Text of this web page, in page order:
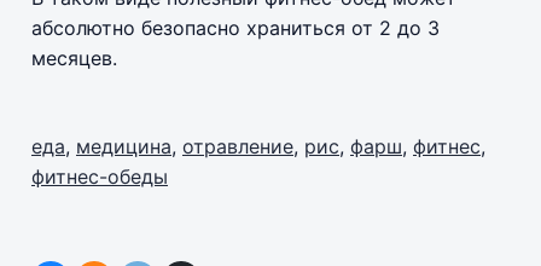
абсолютно безопасно храниться от 2 до 3
месяцев.
еда, медицина, отравление, рис, фарш, фитнес,
фитнес-обеды